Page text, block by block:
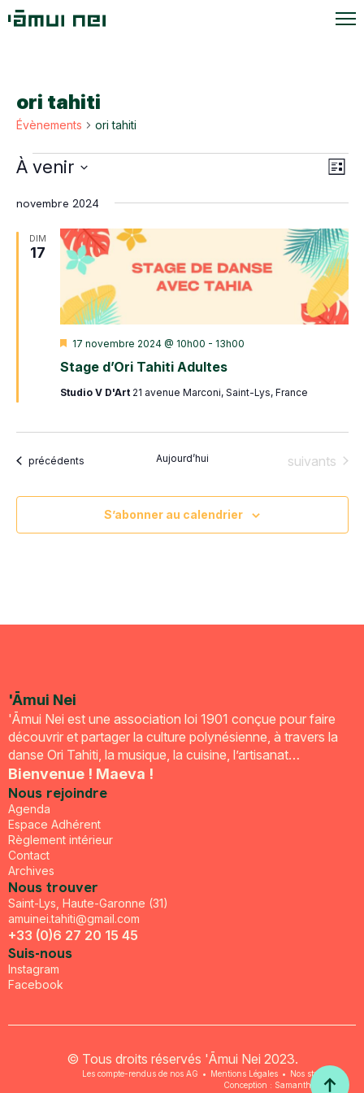
ori tahiti
Évènements ori tahiti
Évènements
de
Liste
À venir
une
novembre 2024
DIM
17
Stage d’Ori Tahiti Adultes
Mis
avant
17 novembre 2024 @ 10h00 - 13h00
Studio V D'Art 21 avenue Marconi, Saint-Lys, France
Évènements
précédents Aujourd’hui Évènements
suivants
S’abonner au calendrier
'Āmui Nei
'Āmui Nei est une association loi 1901 conçue pour faire
découvrir et partager la culture polynésienne, à travers la
danse Ori Tahiti, la musique, la cuisine, l’artisanat…
Bienvenue ! Maeva !
Nous rejoindre
Agenda
Espace Adhérent
Règlement intérieur
Contact
Archives
Nous trouver
Saint-Lys, Haute-Garonne (31)
amuinei.tahiti@gmail.com
+33 (0)6 27 20 15 45
Suis-nous
Instagram
Facebook
© Tous droits réservés 'Āmui Nei 2023.
Les compte-rendus de nos AG • Mentions Légales • Nos statuts
Conception : Samantha Abbate